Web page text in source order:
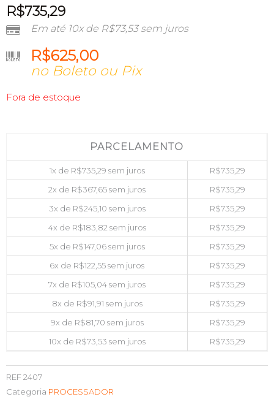
R$735,29
Em até 10x de R$73,53sem juros
R$625,00
no Boleto ou Pix
Fora de estoque
PARCELAMENTO
1x de R$735,29 sem juros R$735,29
2x de R$367,65sem juros R$735,29
3x de R$245,10 sem juros R$735,29
4x de R$183,82 sem juros R$735,29
5x de R$147,06sem juros R$735,29
6x de R$122,55sem juros R$735,29
7x de R$105,04sem juros R$735,29
8x de R$91,91 sem juros R$735,29
9x de R$81,70 sem juros R$735,29
10x de R$73,53 sem juros R$735,29
REF2407
Categoria PROCESSADOR